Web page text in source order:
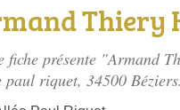
Thiery
fiche présente "Armand
paul riquet, 34500 Béziers.